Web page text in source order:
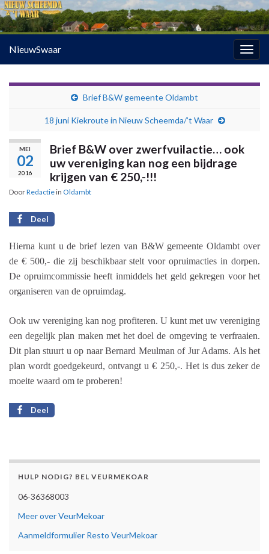
NieuwSwaar
Brief B&W gemeente Oldambt
18 juni Kiekroute in Nieuw Scheemda/’t Waar
MEI
02
2016
Brief B&W over zwerfvuilactie… ook
uw vereniging kan nog een bijdrage
krijgen van € 250,-!!!
DoorRedactiein Oldambt
Deel
Hierna kunt u de brief lezen van B&W gemeente Oldambt over
de € 500,- die zij beschikbaar stelt voor opruimacties in dorpen.
De opruimcommissie heeft inmiddels het geld gekregen voor het
organiseren van de opruimdag.
Ook uw vereniging kan nog profiteren. U kunt met uw vereniging
een degelijk plan maken met het doel de omgeving te verfraaien.
Dit plan stuurt u op naar Bernard Meulman of Jur Adams. Als het
plan wordt goedgekeurd, ontvangt u € 250,-. Het is dus zeker de
moeite waard om te proberen!
Deel
HULP NODIG? BEL VEURMEKOAR
06-36368003
Meer over VeurMekoar
Aanmeldformulier Resto VeurMekoar